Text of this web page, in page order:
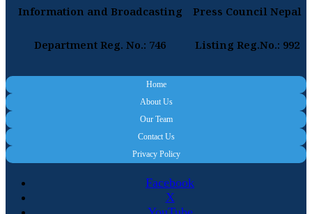
Information and Broadcasting
Department Reg. No.: 746
Press Council Nepal
Listing Reg.No.: 992
Home
About Us
Our Team
Contact Us
Privacy Policy
Facebook
X